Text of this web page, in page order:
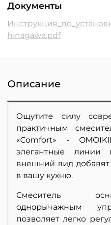
Документы
hinagawa.pdf
Описание
Ощутите силу
практичным
«Comfort» -
элегантные линии
внешний вид
в вашу кухню.
Смеситель
однорычажным
позволяет легко